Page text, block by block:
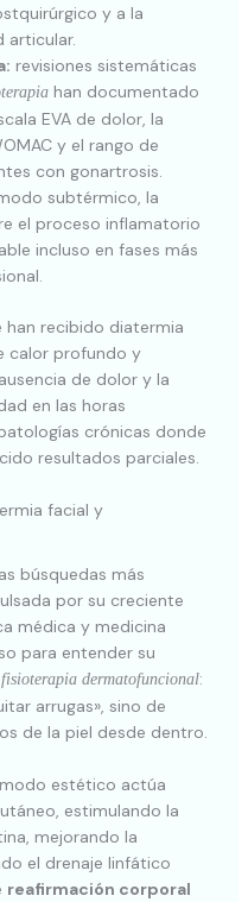
y a la
articular.
revisiones sistemáticas
han documentado
EVA de dolor, la
y el rango de
con gonartrosis.
subtérmico, la
el proceso inflamatorio
incluso en fases más
han recibido diatermia
calor profundo y
de dolor y la
en las horas
crónicas donde
resultados parciales.
facial y
búsquedas más
por su creciente
médica y medicina
para entender su
fisioterapia dermatofuncional:
arrugas», sino de
de la piel desde dentro.
estético actúa
estimulando la
mejorando la
el drenaje linfático
reafirmación corporal